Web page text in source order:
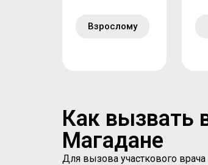
Взрослому
Как вызвать
Магадане
Для вызова участкового